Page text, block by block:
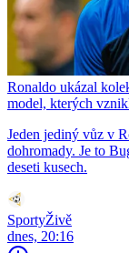
Ronaldo ukázal
model, kterých
Jeden jediný vůz v
dohromady. Je to
deseti kusech.
SportyŽivě
dnes, 20:16